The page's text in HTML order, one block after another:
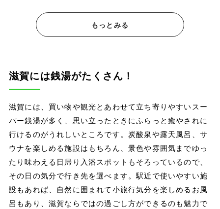
もっとみる
滋賀には銭湯がたくさん！
滋賀には、買い物や観光とあわせて立ち寄りやすいスー
パー銭湯が多く、思い立ったときにふらっと癒やされに
行けるのがうれしいところです。炭酸泉や露天風呂、サ
ウナを楽しめる施設はもちろん、景色や雰囲気までゆっ
たり味わえる日帰り入浴スポットもそろっているので、
その日の気分で行き先を選べます。駅近で使いやすい施
設もあれば、自然に囲まれて小旅行気分を楽しめるお風
呂もあり、滋賀ならではの過ごし方ができるのも魅力で